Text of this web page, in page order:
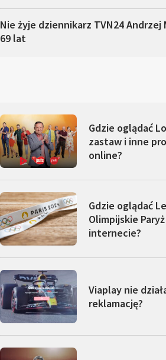
Nie żyje dziennikarz TVN24 Andrzej
69 lat
Gdzie oglądać
zastaw i inne
online?
Gdzie oglądać
Olimpijskie
internecie?
Viaplay nie
reklamację?